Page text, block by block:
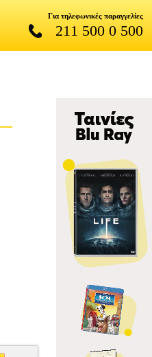
Για τηλεφωνικές παραγγελίες
211 500 0 500